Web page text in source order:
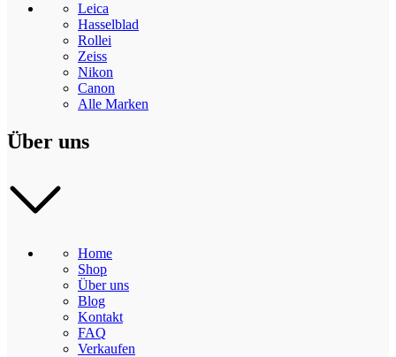
Leica
Hasselblad
Rollei
Zeiss
Nikon
Canon
Alle Marken
Über uns
Home
Shop
Über uns
Blog
Kontakt
FAQ
Verkaufen